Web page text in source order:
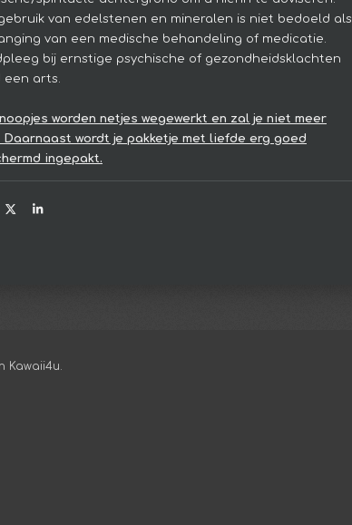
van edelstenen en mineralen is niet bedoeld als
van een medische behandeling of medicatie.
bij ernstige psychische of gezondheidsklachten
een arts.
worden netjes wegewerkt en zal je niet meer
Daarnaast wordt je pakketje met liefde erg goed
ingepakt.
D
S
Kawaii4u.